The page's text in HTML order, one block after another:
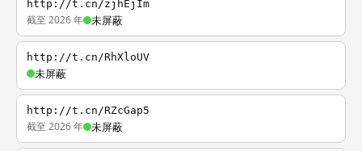
http://t.cn/zjhEjIm
截至 2026 年 未屏蔽
http://t.cn/RhXloUV
未屏蔽
http://t.cn/RZcGap5
截至 2026 年 未屏蔽